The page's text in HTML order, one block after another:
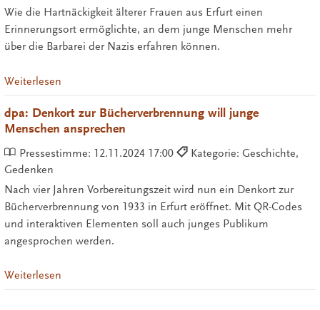
Wie die Hartnäckigkeit älterer Frauen aus Erfurt einen
Erinnerungsort ermöglichte, an dem junge Menschen mehr
über die Barbarei der Nazis erfahren können.
Weiterlesen
dpa: Denkort zur Bücherverbrennung will junge
Menschen ansprechen
Pressestimme: 12.11.2024 17:00
Kategorie: Geschichte,
Gedenken
Nach vier Jahren Vorbereitungszeit wird nun ein Denkort zur
Bücherverbrennung von 1933 in Erfurt eröffnet. Mit QR-Codes
und interaktiven Elementen soll auch junges Publikum
angesprochen werden.
Weiterlesen